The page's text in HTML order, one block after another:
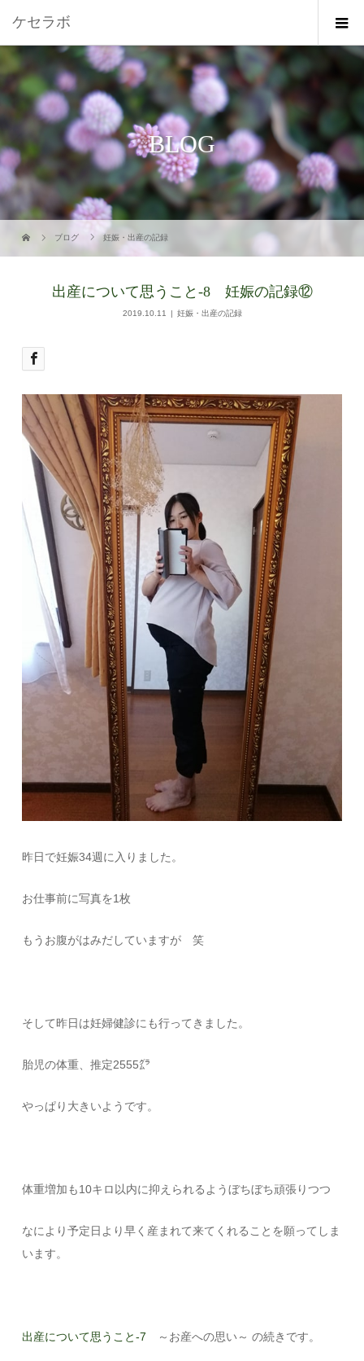
ケセラボ
BLOG
ブログ 妊娠・出産の記録
出産について思うこと-8 妊娠の記録⑫
2019.10.11 妊娠・出産の記録
昨日で妊娠34週に入りました。
お仕事前に写真を1枚
もうお腹がはみだしていますが 笑
そして昨日は妊婦健診にも行ってきました。
胎児の体重、推定2555㌘
やっぱり大きいようです。
体重増加も10キロ以内に抑えられるようぼちぼち頑張りつつ
なにより予定日より早く産まれて来てくれることを願ってしま
います。
出産について思うこと-7 ～お産への思い～ の続きです。